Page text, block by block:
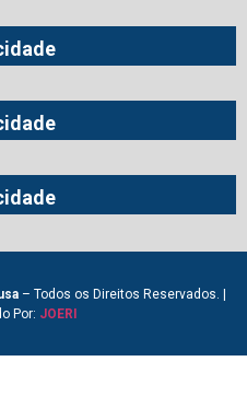
– Todos os Direitos Reservados. |
Por: JOERI